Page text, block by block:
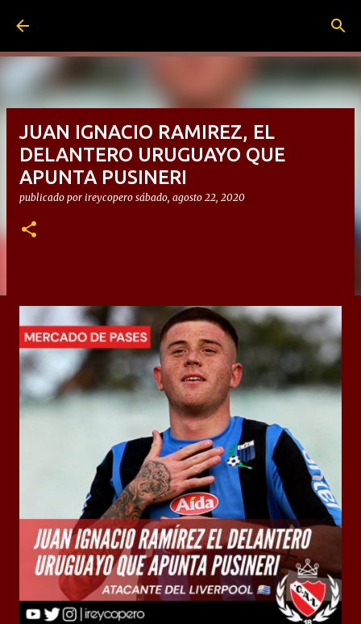
JUAN IGNACIO RAMIREZ, EL
DELANTERO URUGUAYO QUE
APUNTA PUSINERI
publicado por ireycopero sábado, agosto 22, 2020